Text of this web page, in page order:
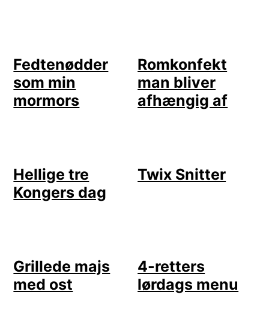
Fedtenødder
som min
mormors
Romkonfekt
man bliver
afhængig af
Hellige tre
Kongers dag
Twix Snitter
Grillede majs
med ost
4-retters
lørdags menu